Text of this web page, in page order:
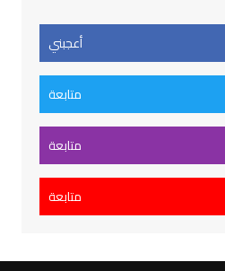
أعجبني
متابعة
متابعة
متابعة